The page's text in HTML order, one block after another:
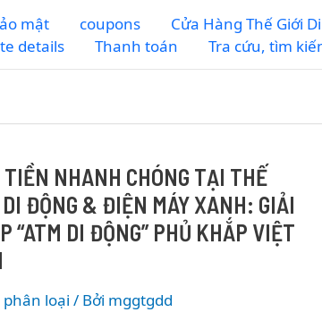
mật coupons Cửa Hàng Thế Giới
details Thanh toán Tra cứu, tìm
TIỀN NHANH CHÓNG TẠI THẾ
DI ĐỘNG & ĐIỆN MÁY XANH: GIẢI
“ATM DI ĐỘNG” PHỦ KHẮP VIỆT
phân loại / Bởi mggtgdd